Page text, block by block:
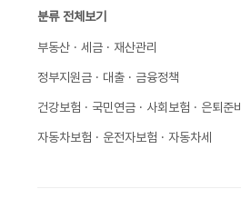
분류 전체보기
부동산 · 세금 · 재산관리
정부지원금 · 대출 · 금융정책
건강보험 · 국민연금 · 사회보험 · 은퇴준비
자동차보험 · 운전자보험 · 자동차세